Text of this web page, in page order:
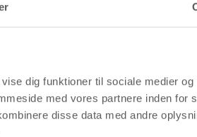
dig funktioner til sociale medier
med vores partnere inden for
disse data med andre